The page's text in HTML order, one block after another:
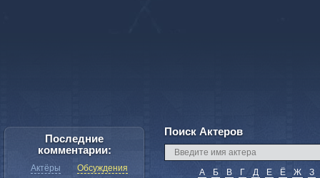
Поиск Актеров
А Б В Г Д Е Ё Ж З
Последние
комментарии:
Актёры Обсуждения